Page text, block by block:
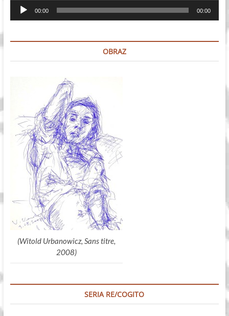
Odtwarzacz
plików
00:00 00:00
OBRAZ
(Witold Urbanowicz, Sans titre,
2008)
SERIA RE/COGITO